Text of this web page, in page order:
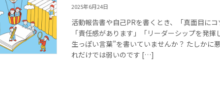
2025年6月24日
活動報告書や自己PRを書くとき、「真面目にコ
「責任感があります」「リーダーシップを発揮
生っぽい言葉”を書いていませんか？ たしかに
れだけでは弱いのです […]